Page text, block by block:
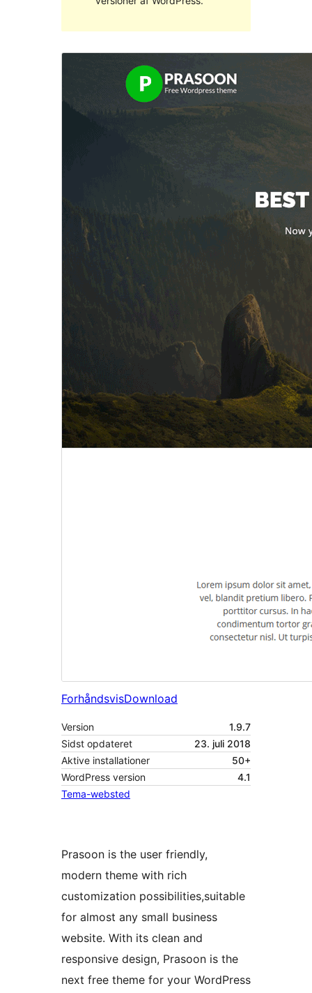
ForhåndsvisDownload
Version
1.9.7
Sidst opdateret
23. juli 2018
Aktive installationer
50+
WordPress version
4.1
Tema-websted
Prasoon is the user friendly,
modern theme with rich
customization possibilities,suitable
for almost any small business
website. With its clean and
responsive design, Prasoon is the
next free theme for your WordPress